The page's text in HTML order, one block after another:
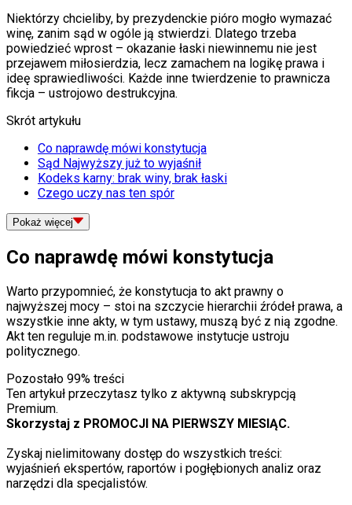
Niektórzy chcieliby, by prezydenckie pióro mogło wymazać
winę, zanim sąd w ogóle ją stwierdzi. Dlatego trzeba
powiedzieć wprost – okazanie łaski niewinnemu nie jest
przejawem miłosierdzia, lecz zamachem na logikę prawa i
ideę sprawiedliwości. Każde inne twierdzenie to prawnicza
fikcja – ustrojowo destrukcyjna.
Skrót artykułu
Co naprawdę mówi konstytucja
Sąd Najwyższy już to wyjaśnił
Kodeks karny: brak winy, brak łaski
Czego uczy nas ten spór
Pokaż więcej
Co naprawdę mówi konstytucja
Warto przypomnieć, że konstytucja to akt prawny o
najwyższej mocy – stoi na szczycie hierarchii źródeł prawa, a
wszystkie inne akty, w tym ustawy, muszą być z nią zgodne.
Akt ten reguluje m.in. podstawowe instytucje ustroju
politycznego.
Pozostało 99% treści
Ten artykuł przeczytasz tylko z aktywną subskrypcją
Premium.
Skorzystaj z PROMOCJI NA PIERWSZY MIESIĄC.
Zyskaj nielimitowany dostęp do wszystkich treści:
wyjaśnień ekspertów, raportów i pogłębionych analiz oraz
narzędzi dla specjalistów.